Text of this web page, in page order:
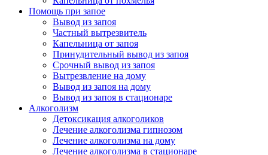
Помощь при запое
Вывод из запоя
Частный вытрезвитель
Капельница от запоя
Принудительный вывод из запоя
Срочный вывод из запоя
Вытрезвление на дому
Вывод из запоя на дому
Вывод из запоя в стационаре
Алкоголизм
Детоксикация алкоголиков
Лечение алкоголизма гипнозом
Лечение алкоголизма на дому
Лечение алкоголизма в стационаре